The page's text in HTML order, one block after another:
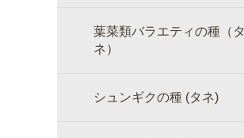
葉菜類バラエティの種（タ
ネ）
シュンギクの種 (タネ)